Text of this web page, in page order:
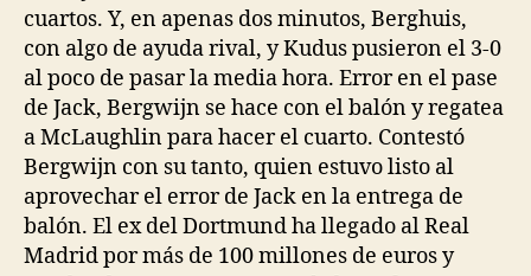
cuartos. Y, en apenas dos minutos, Berghuis,
con algo de ayuda rival, y Kudus pusieron el 3-0
al poco de pasar la media hora. Error en el pase
de Jack, Bergwijn se hace con el balón y regatea
a McLaughlin para hacer el cuarto. Contestó
Bergwijn con su tanto, quien estuvo listo al
aprovechar el error de Jack en la entrega de
balón. El ex del Dortmund ha llegado al Real
Madrid por más de 100 millones de euros y